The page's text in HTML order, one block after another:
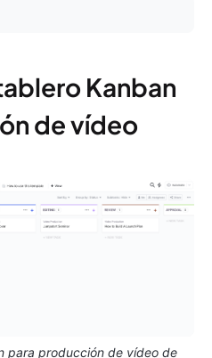
Kanban
de vídeo
para producción de vídeo de